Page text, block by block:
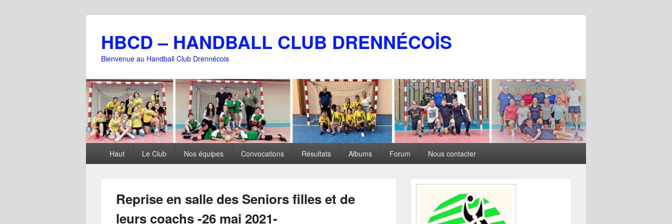
HBCD – HANDBALL CLUB DRENNÉCOİS
Bienvenue au Handball Club Drennécois
principalHaut Le Club Nos équipes Convocations Résultats Albums Forum Nous contacter
Reprise en salle des Seniors filles et de
leurs coachs -26 mai 2021-
Zone